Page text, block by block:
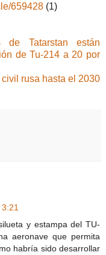
659428 (1)
de Tatarstan están
de Tu-214 a 20 por
rusa hasta el 2030
3:21
y estampa del TU-
aeronave que permita
habría sido desarrollar